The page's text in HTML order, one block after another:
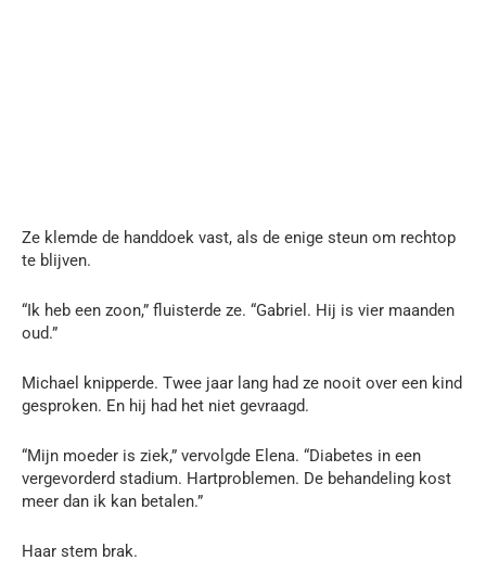
Ze klemde de handdoek vast, als de enige steun om rechtop
te blijven.
“Ik heb een zoon,” fluisterde ze. “Gabriel. Hij is vier maanden
oud.”
Michael knipperde. Twee jaar lang had ze nooit over een kind
gesproken. En hij had het niet gevraagd.
“Mijn moeder is ziek,” vervolgde Elena. “Diabetes in een
vergevorderd stadium. Hartproblemen. De behandeling kost
meer dan ik kan betalen.”
Haar stem brak.